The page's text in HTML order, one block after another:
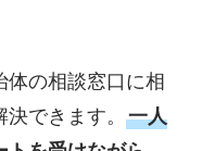
体の相談窓口に相
できます。 一人